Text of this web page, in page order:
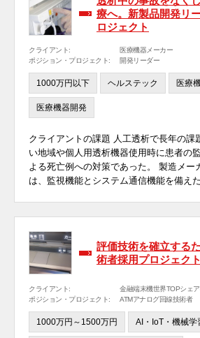
療へ。新製品開発リ
ロジェクト
クライアント:
医療機器メーカー
ポジション・プロジェクト:
開発リーダー
1000万円以下 ヘルステック 医療
医療機器開発
クライアントの課題 人工透析で長年の課
い地域や個人用透析機器使用時に患者の
よる死亡例への対策であった。 製造メー
は、監視機能とシステム通信機能を備え
評価技術を確立する
術者採用プロジェクト
クライアント:
金融端末機世界TOPシェ
ポジション・プロジェクト:
ATMアナログ回線技術者
1000万円～1500万円 AI・IoT・機械学